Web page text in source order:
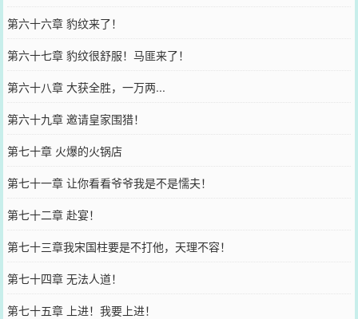
第六十六章 豹纹来了！
第六十七章 豹纹很舒服！马匪来了！
第六十八章 大获全胜，一万两...
第六十九章 邀请皇家围猎！
第七十章 火爆的火锅店
第七十一章 让你看看爷爷我是不是懦夫！
第七十二章 赴宴！
第七十三章我宋国柱要是不打他，天理不容！
第七十四章 无法人道！
第七十五章 上进！我要上进！